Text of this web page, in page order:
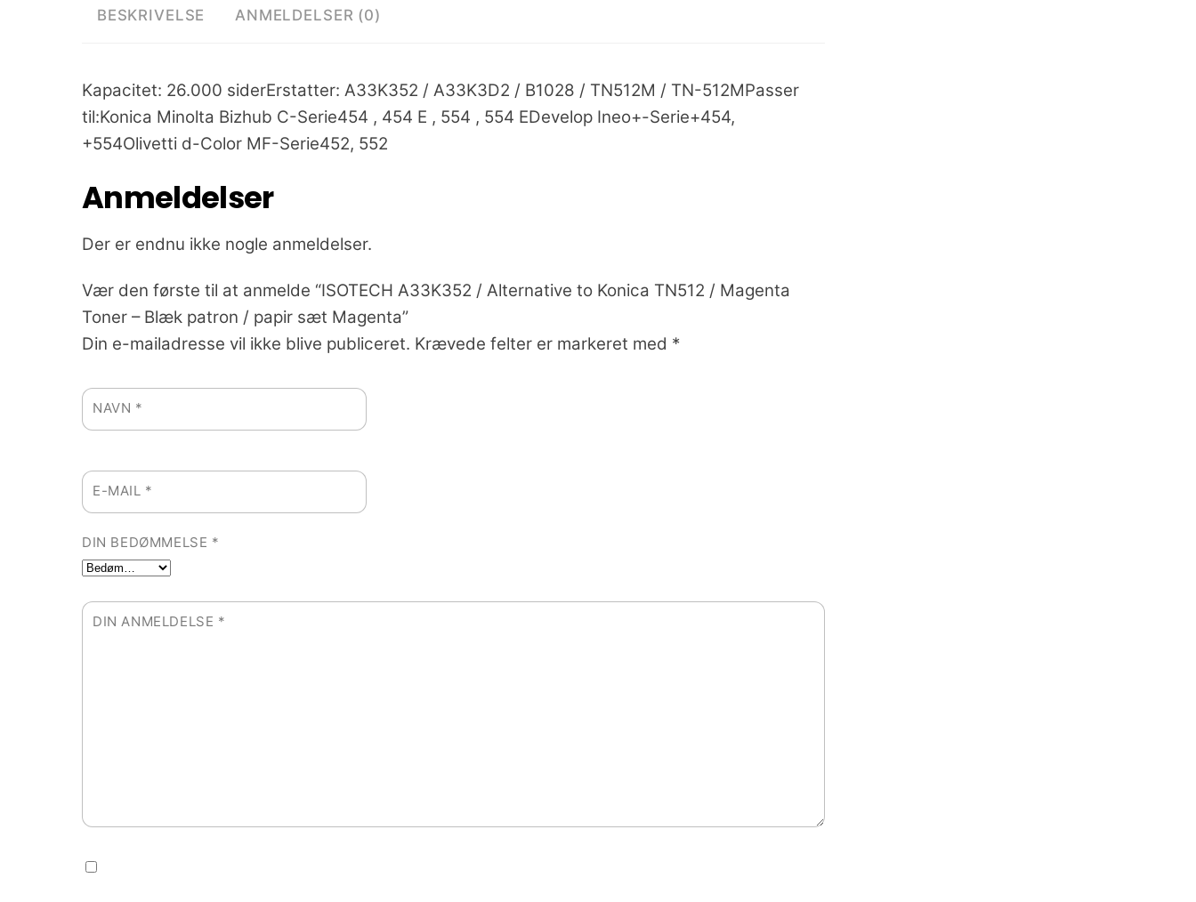
BESKRIVELSE ANMELDELSER (0)
Kapacitet: 26.000 siderErstatter: A33K352 / A33K3D2 / B1028 / TN512M / TN-512MPasser
til:Konica Minolta Bizhub C-Serie454 , 454 E , 554 , 554 EDevelop Ineo+-Serie+454,
+554Olivetti d-Color MF-Serie452, 552
Anmeldelser
Der er endnu ikke nogle anmeldelser.
Vær den første til at anmelde “ISOTECH A33K352 / Alternative to Konica TN512 / Magenta
Toner – Blæk patron / papir sæt Magenta”
Din e-mailadresse vil ikke blive publiceret. Krævede felter er markeret med *
NAVN *
E-MAIL *
DIN BEDØMMELSE *
DIN ANMELDELSE *